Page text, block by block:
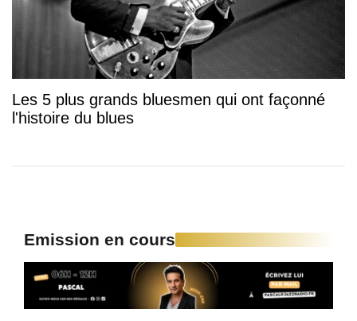
Les 5 plus grands bluesmen qui ont façonné
l'histoire du blues
Emission en cours